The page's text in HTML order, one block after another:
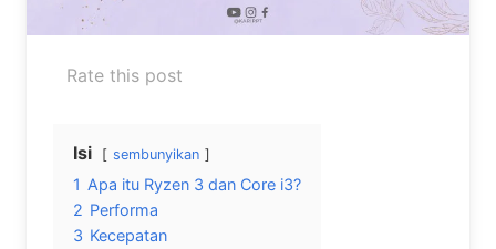
Rate this post
Isi sembunyikan
1 Apa itu Ryzen 3 dan Core i3?
2 Performa
3 Kecepatan